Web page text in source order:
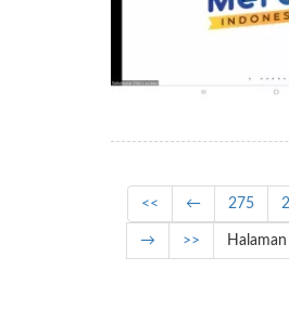
<< ← 275
→ >>